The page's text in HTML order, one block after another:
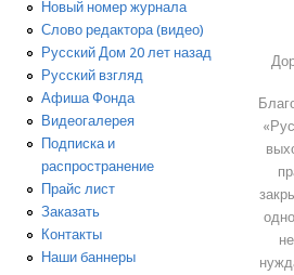
Новый номер журнала
Слово редактора (видео)
Русский Дом 20 лет назад
Русский взгляд
Афиша Фонда
Видеогалерея
Подписка и
распространение
Прайс лист
Заказать
Контакты
Наши баннеры